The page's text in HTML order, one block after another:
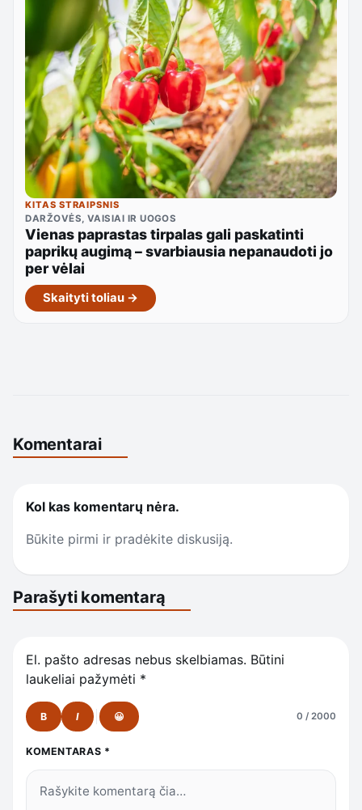
KITAS STRAIPSNIS
DARŽOVĖS, VAISIAI IR UOGOS
Vienas paprastas tirpalas gali paskatinti
paprikų augimą – svarbiausia nepanaudoti jo
per vėlai
Skaityti toliau →
Komentarai
Kol kas komentarų nėra.
Būkite pirmi ir pradėkite diskusiją.
Parašyti komentarą
El. pašto adresas nebus skelbiamas. Būtini
laukeliai pažymėti *
B I 😀 0 / 2000
KOMENTARAS *